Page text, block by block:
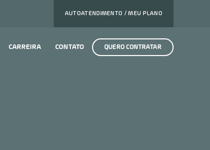
AUTOATENDIMENTO / MEU PLANO
CARREIRA CONTATO QUERO CONTRATAR